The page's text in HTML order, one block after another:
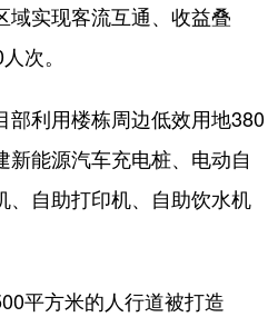
域实现客流互通、收益叠
次。
利用楼栋周边低效用地380
能源汽车充电桩、电动自
、自助打印机、自助饮水机
平方米的人行道被打造